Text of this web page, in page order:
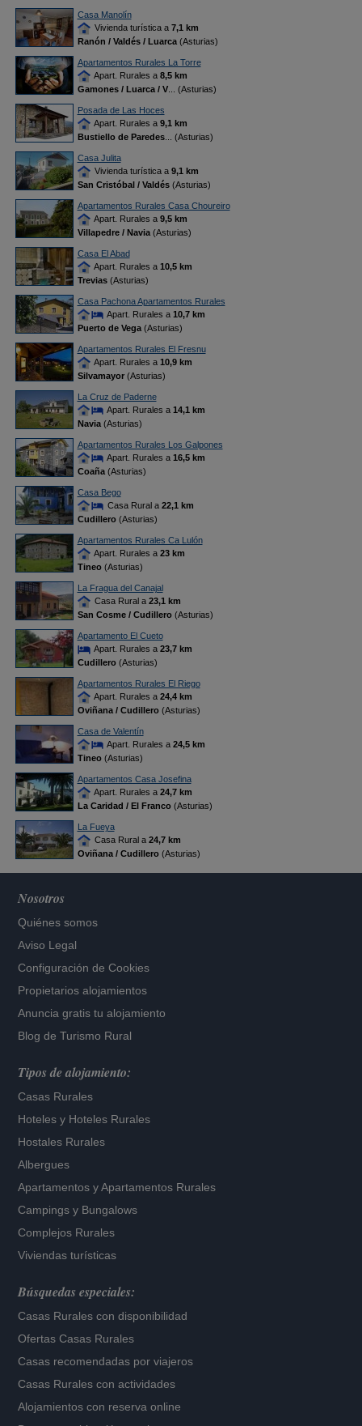
Casa Manolín
Vivienda turística a 7,1 km
Ranón / Valdés / Luarca(Asturias)
Apartamentos Rurales La Torre
Apart. Rurales a 8,5 km
Gamones / Luarca / V... (Asturias)
Posada de Las Hoces
Apart. Rurales a 9,1 km
Bustiello de Paredes... (Asturias)
Casa Julita
Vivienda turística a 9,1 km
San Cristóbal / Valdés(Asturias)
Apartamentos Rurales Casa Choureiro
Apart. Rurales a 9,5 km
Villapedre / Navia(Asturias)
Casa El Abad
Apart. Rurales a 10,5 km
Trevias(Asturias)
Casa Pachona Apartamentos Rurales
Apart. Rurales a 10,7 km
Puerto de Vega(Asturias)
Apartamentos Rurales El Fresnu
Apart. Rurales a 10,9 km
Silvamayor(Asturias)
La Cruz de Paderne
Apart. Rurales a 14,1 km
Navia(Asturias)
Apartamentos Rurales Los Galpones
Apart. Rurales a 16,5 km
Coaña(Asturias)
Casa Bego
Casa Rural a 22,1 km
Cudillero(Asturias)
Apartamentos Rurales Ca Lulón
Apart. Rurales a 23 km
Tineo(Asturias)
La Fragua del Canajal
Casa Rural a 23,1 km
San Cosme / Cudillero(Asturias)
Apartamento El Cueto
Apart. Rurales a 23,7 km
Cudillero(Asturias)
Apartamentos Rurales El Riego
Apart. Rurales a 24,4 km
Oviñana / Cudillero(Asturias)
Casa de Valentín
Apart. Rurales a 24,5 km
Tineo(Asturias)
Apartamentos Casa Josefina
Apart. Rurales a 24,7 km
La Caridad / El Franco(Asturias)
La Fueya
Casa Rural a 24,7 km
Oviñana / Cudillero(Asturias)
Nosotros
Quiénes somos
Aviso Legal
Configuración de Cookies
Propietarios alojamientos
Anuncia gratis tu alojamiento
Blog de Turismo Rural
Tipos de alojamiento:
Casas Rurales
Hoteles y Hoteles Rurales
Hostales Rurales
Albergues
Apartamentos yApartamentos Rurales
Campings y Bungalows
Complejos Rurales
Viviendas turísticas
Búsquedas especiales:
Casas Rurales con disponibilidad
Ofertas Casas Rurales
Casas recomendadas por viajeros
Casas Rurales con actividades
Alojamientos con reserva online